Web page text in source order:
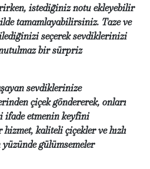
istediğiniz notu ekleyebilir
tamamlayabilirsiniz. Taze ve
seçerek sevdiklerinizi
bir sürpriz
sevdiklerinize
çiçek göndererek, onları
ifade etmenin keyfini
kaliteli çiçekler ve hızlı
gülümsemeler